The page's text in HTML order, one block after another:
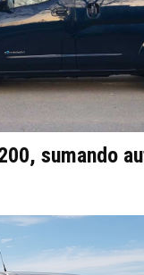
sumando